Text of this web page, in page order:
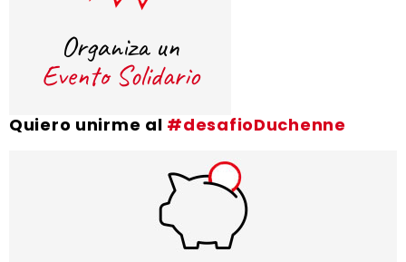
Quiero unirme al #desafioDuchenne